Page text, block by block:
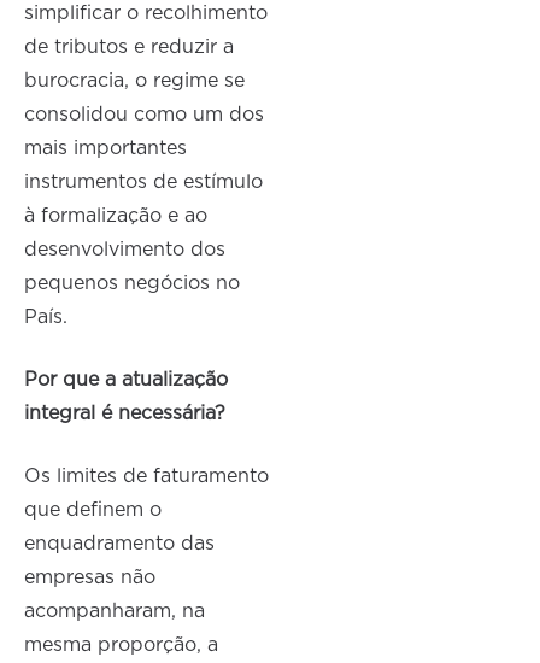
simplificar o recolhimento
de tributos e reduzir a
burocracia, o regime se
consolidou como um dos
mais importantes
instrumentos de estímulo
à formalização e ao
desenvolvimento dos
pequenos negócios no
País.
Por que a atualização
integral é necessária?
Os limites de faturamento
que definem o
enquadramento das
empresas não
acompanharam, na
mesma proporção, a